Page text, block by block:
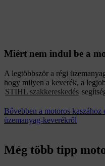
Miért nem indul be a
A legtöbbször a régi
hogy milyen a keverék, a
STIHL szakkereskedés
Bővebben a motoros kaszához
üzemanyag-keverékről
Még több tipp